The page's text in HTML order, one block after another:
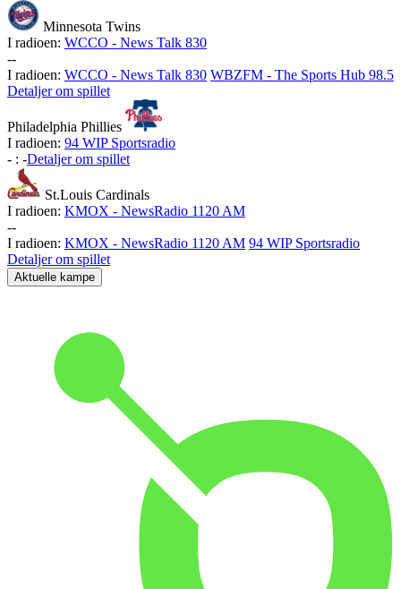
Minnesota Twins
I radioen: WCCO - News Talk 830
--
I radioen: WCCO - News Talk 830 WBZFM - The Sports Hub 98.5
Detaljer om spillet
Philadelphia Phillies
I radioen: 94 WIP Sportsradio
- : -Detaljer om spillet
St.Louis Cardinals
I radioen: KMOX - NewsRadio 1120 AM
--
I radioen: KMOX - NewsRadio 1120 AM 94 WIP Sportsradio
Detaljer om spillet
Aktuelle kampe